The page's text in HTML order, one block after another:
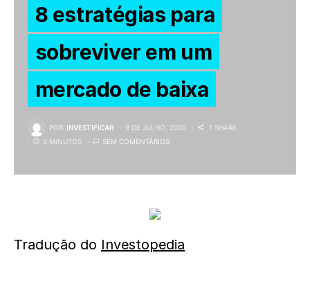
8 estratégias para
sobreviver em um
mercado de baixa
POR INVESTIFICAR 9 DE JULHO, 2020
1 SHARE
5 MINUTOS
SEM COMENTÁRIOS
Tradução do Investopedia